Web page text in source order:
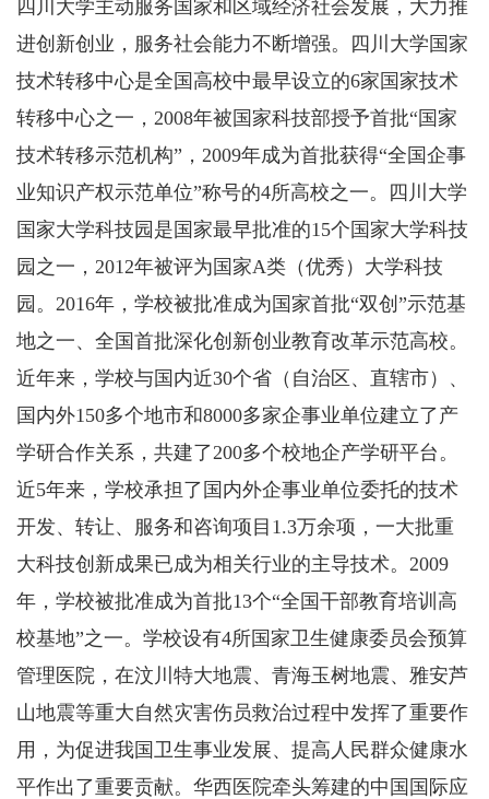
四川大学主动服务国家和区域经济社会发展，大力推
进创新创业，服务社会能力不断增强。四川大学国家
技术转移中心是全国高校中最早设立的6家国家技术
转移中心之一，2008年被国家科技部授予首批“国家
技术转移示范机构”，2009年成为首批获得“全国企事
业知识产权示范单位”称号的4所高校之一。四川大学
国家大学科技园是国家最早批准的15个国家大学科技
园之一，2012年被评为国家A类（优秀）大学科技
园。2016年，学校被批准成为国家首批“双创”示范基
地之一、全国首批深化创新创业教育改革示范高校。
近年来，学校与国内近30个省（自治区、直辖市）、
国内外150多个地市和8000多家企事业单位建立了产
学研合作关系，共建了200多个校地企产学研平台。
近5年来，学校承担了国内外企事业单位委托的技术
开发、转让、服务和咨询项目1.3万余项，一大批重
大科技创新成果已成为相关行业的主导技术。2009
年，学校被批准成为首批13个“全国干部教育培训高
校基地”之一。学校设有4所国家卫生健康委员会预算
管理医院，在汶川特大地震、青海玉树地震、雅安芦
山地震等重大自然灾害伤员救治过程中发挥了重要作
用，为促进我国卫生事业发展、提高人民群众健康水
平作出了重要贡献。华西医院牵头筹建的中国国际应